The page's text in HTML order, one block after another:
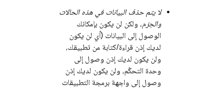
لا يتم حذف البيانات في هذه الحالات
والحِزم، ولكن لن يكون بإمكانك
الوصول إلى البيانات (أي لن يكون
لديك إذن قراءة/كتابة من تطبيقك،
ولن يكون لديك إذن وصول إلى
وحدة التحكّم، ولن يكون لديك إذن
وصول إلى واجهة برمجة التطبيقات